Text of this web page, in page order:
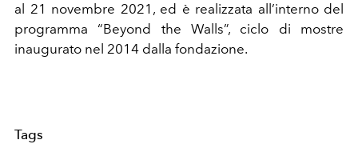
al 21 novembre 2021, ed è realizzata all’interno del
programma “Beyond the Walls”, ciclo di mostre
inaugurato nel 2014 dalla fondazione.
Tags